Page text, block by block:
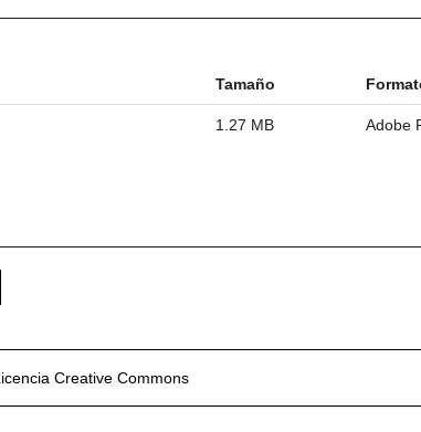
Tamaño
1.27 MB Adobe
Creative Commons